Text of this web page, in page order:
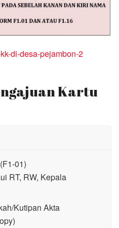
Kartu
01)
RT, RW, Kepala
Kutipan Akta